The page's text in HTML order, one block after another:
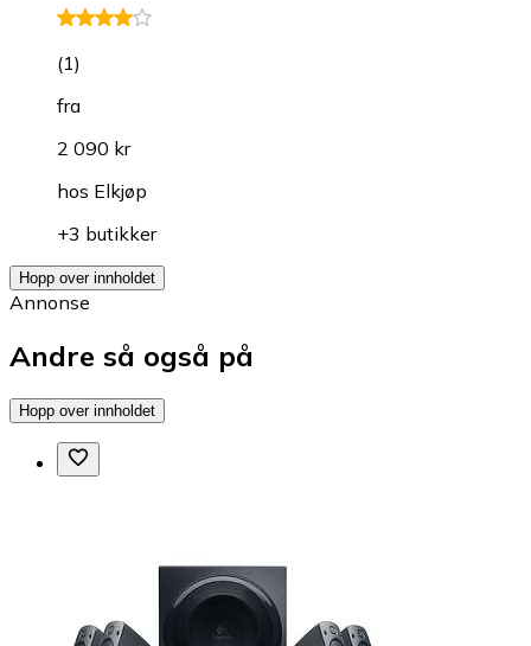
(1)
fra
2 090 kr
hos Elkjøp
+3 butikker
Hopp over innholdet
Annonse
Andre så også på
Hopp over innholdet